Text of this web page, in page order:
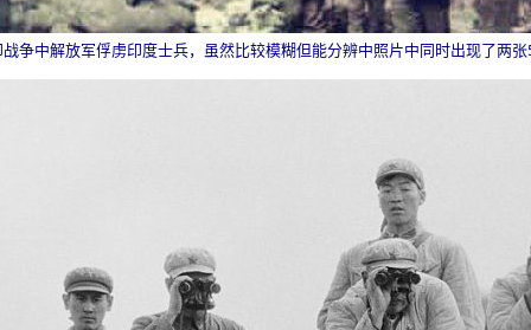
争中解放军俘虏印度士兵，虽然比较模糊但能分辨中照片中同时出现了两张